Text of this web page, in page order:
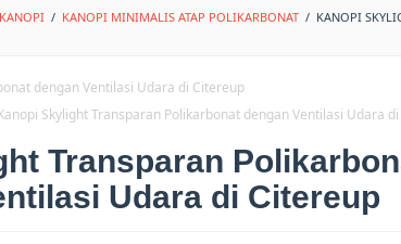
/ KANOPI MINIMALIS ATAP POLIKARBONAT / KANOPI
Skylight Transparan Polikarbonat dengan Ventilasi Udara
Transparan
Udara di Citereup